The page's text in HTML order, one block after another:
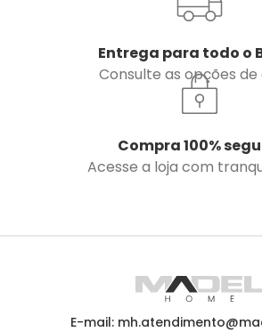
Entrega para todo o
Consulte as opções de
Compra 100%
Acesse a loja com
E-mail: